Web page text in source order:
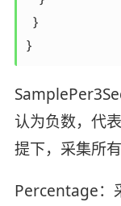
  }
}
认为负数，代
提下，采集所
Percentage：